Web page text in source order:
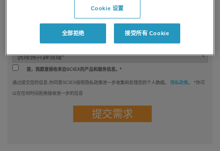
你感兴趣的领域是什么？*
是，我愿意接收来自SCIEX的产品和服务信息。*
通过提交您的信息,你同意SCIEX按照隐私政策进一步收集和处理您的个人数据。 隐私政策。 *你可
以在任何时间拒绝接收进一步的信息
Cookie 设置
全部拒绝 接受所有 Cookie